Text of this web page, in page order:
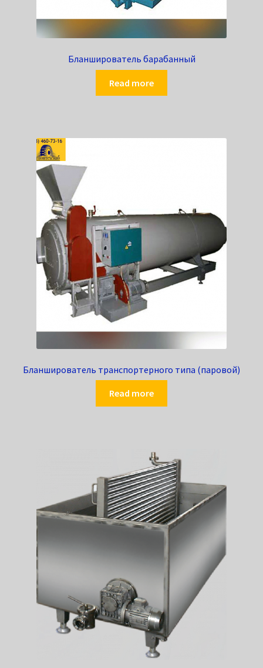
Бланширователь барабанный
Read more
Бланширователь транспортерного типа (паровой)
Read more